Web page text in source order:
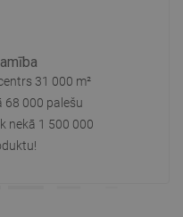
31 000 m²
68 000 palešu
nekā 1 500 000